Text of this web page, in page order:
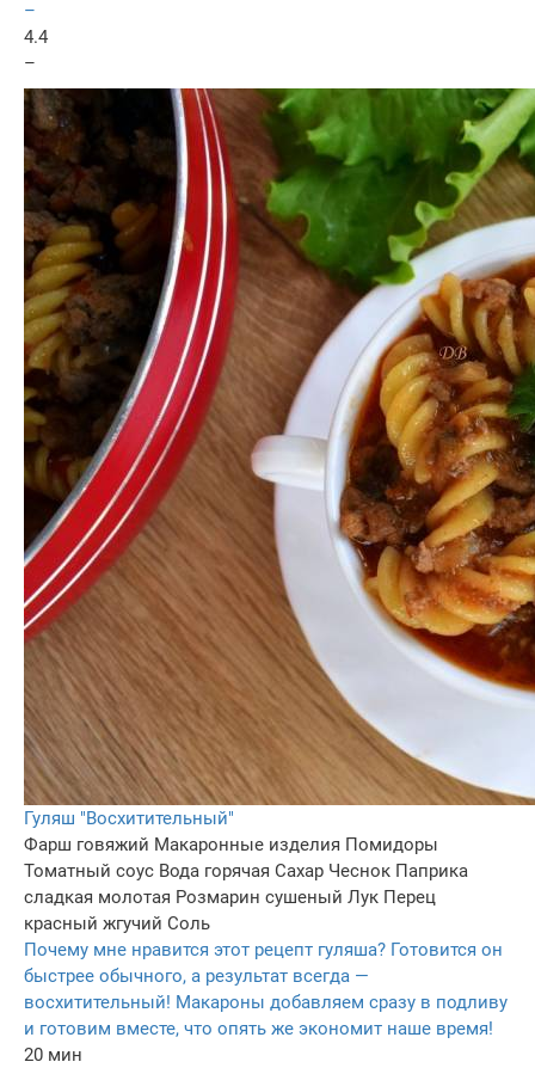
–
4.4
–
Гуляш "Восхитительный"
Фарш говяжий Макаронные изделия Помидоры
Томатный соус Вода горячая Сахар Чеснок Паприка
сладкая молотая Розмарин сушеный Лук Перец
красный жгучий Соль
Почему мне нравится этот рецепт гуляша? Готовится он
быстрее обычного, а результат всегда —
восхитительный! Макароны добавляем сразу в подливу
и готовим вместе, что опять же экономит наше время!
20 мин